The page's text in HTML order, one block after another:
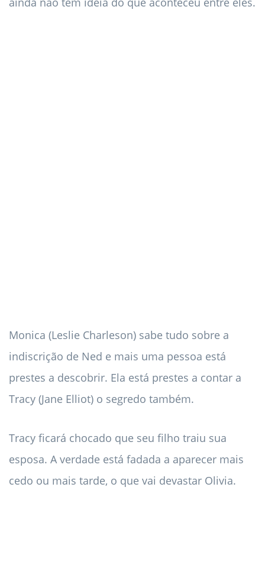
Monica (Leslie Charleson) sabe tudo sobre a
indiscrição de Ned e mais uma pessoa está
prestes a descobrir. Ela está prestes a contar a
Tracy (Jane Elliot) o segredo também.
Tracy ficará chocado que seu filho traiu sua
esposa. A verdade está fadada a aparecer mais
cedo ou mais tarde, o que vai devastar Olivia.